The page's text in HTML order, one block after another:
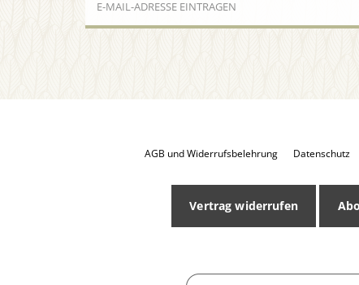
AGB und Widerrufsbelehrung Datenschutz
Vertrag widerrufen